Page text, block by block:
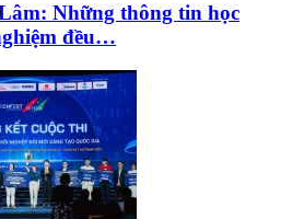
Những thông tin học
đều…